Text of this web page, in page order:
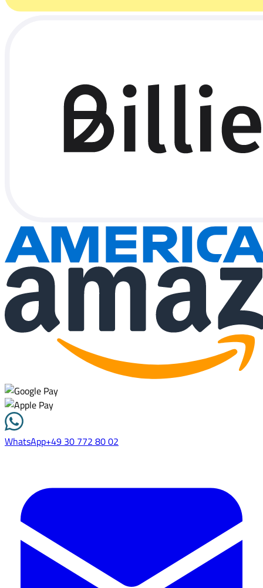
WhatsApp+49 30 772 80 02